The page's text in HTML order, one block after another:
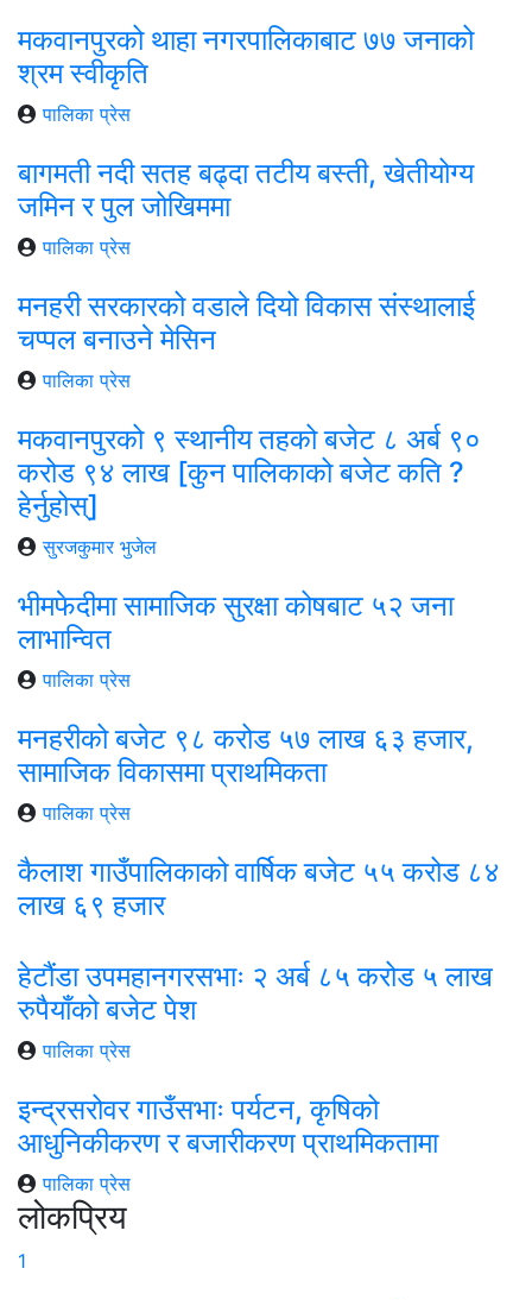
मकवानपुरको थाहा नगरपालिकाबाट ७७ जनाको
श्रम स्वीकृति
पालिका प्रेस
बागमती नदी सतह बढ्दा तटीय बस्ती, खेतीयोग्य
जमिन र पुल जोखिममा
पालिका प्रेस
मनहरी सरकारको वडाले दियो विकास संस्थालाई
चप्पल बनाउने मेसिन
पालिका प्रेस
मकवानपुरको ९ स्थानीय तहको बजेट ८ अर्ब ९०
करोड ९४ लाख [कुन पालिकाको बजेट कति ?
हेर्नुहोस्]
सुरजकुमार भुजेल
भीमफेदीमा सामाजिक सुरक्षा कोषबाट ५२ जना
लाभान्वित
पालिका प्रेस
मनहरीको बजेट ९८ करोड ५७ लाख ६३ हजार,
सामाजिक विकासमा प्राथमिकता
पालिका प्रेस
कैलाश गाउँपालिकाको वार्षिक बजेट ५५ करोड ८४
लाख ६९ हजार
हेटौंडा उपमहानगरसभाः २ अर्ब ८५ करोड ५ लाख
रुपैयाँको बजेट पेश
पालिका प्रेस
इन्द्रसरोवर गाउँसभाः पर्यटन, कृषिको
आधुनिकीकरण र बजारीकरण प्राथमिकतामा
पालिका प्रेस
लोकप्रिय
1